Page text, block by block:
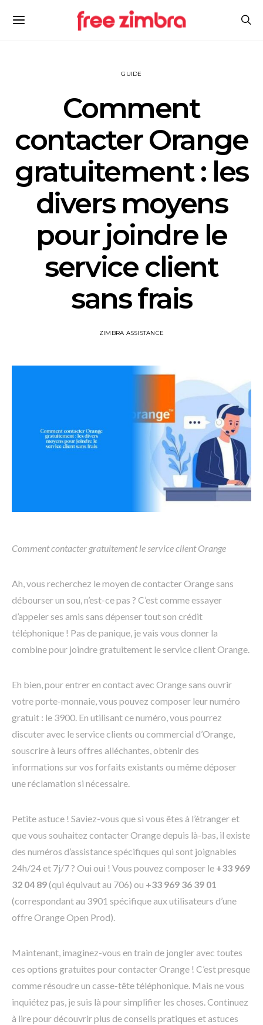
GUIDE
Comment
contacter Orange
gratuitement : les
divers moyens
pour joindre le
service client
sans frais
ZIMBRA ASSISTANCE
Comment contacter gratuitement le service client Orange
Ah, vous recherchez le moyen de contacter Orange sans
débourser un sou, n’est-ce pas ? C’est comme essayer
d’appeler ses amis sans dépenser tout son crédit
téléphonique ! Pas de panique, je vais vous donner la
combine pour joindre gratuitement le service client Orange.
Eh bien, pour entrer en contact avec Orange sans ouvrir
votre porte-monnaie, vous pouvez composer leur numéro
gratuit : le 3900. En utilisant ce numéro, vous pourrez
discuter avec le service clients ou commercial d’Orange,
souscrire à leurs offres alléchantes, obtenir des
informations sur vos forfaits existants ou même déposer
une réclamation si nécessaire.
Petite astuce ! Saviez-vous que si vous êtes à l’étranger et
que vous souhaitez contacter Orange depuis là-bas, il existe
des numéros d’assistance spécifiques qui sont joignables
24h/24 et 7j/7 ? Oui oui ! Vous pouvez composer le +33 969
32 04 89(qui équivaut au 706) ou +33 969 36 39 01
(correspondant au 3901 spécifique aux utilisateurs d’une
offre Orange Open Prod).
Maintenant, imaginez-vous en train de jongler avec toutes
ces options gratuites pour contacter Orange ! C’est presque
comme résoudre un casse-tête téléphonique. Mais ne vous
inquiétez pas, je suis là pour simplifier les choses. Continuez
à lire pour découvrir plus de conseils pratiques et astuces